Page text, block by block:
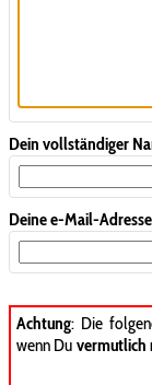
Dein vollständiger
Deine e-Mail-
Achtung: Die
wenn Du vermutlich